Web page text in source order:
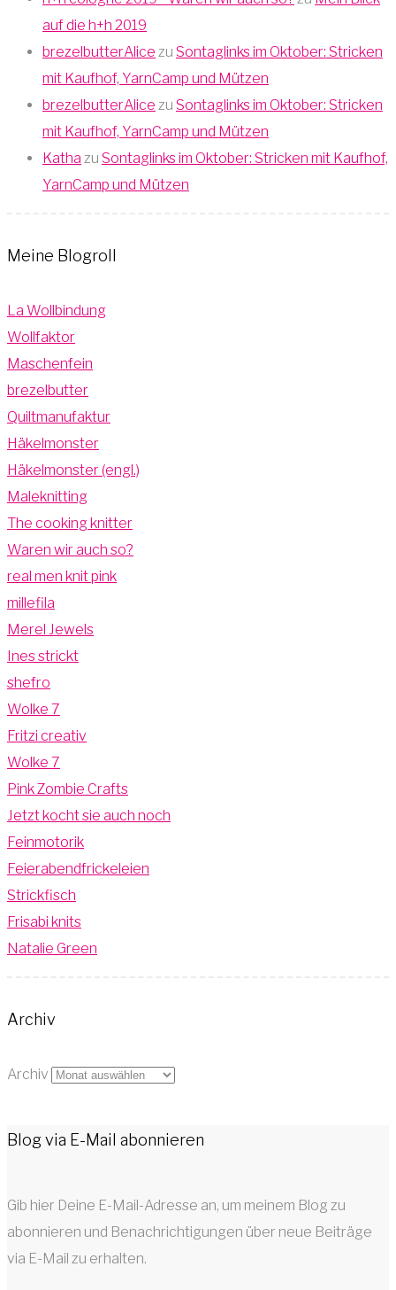
auf die h+h 2019
brezelbutterAlice zu Sontaglinks im Oktober: Stricken
mit Kaufhof, YarnCamp und Mützen
brezelbutterAlice zu Sontaglinks im Oktober: Stricken
mit Kaufhof, YarnCamp und Mützen
Katha zu Sontaglinks im Oktober: Stricken mit Kaufhof,
YarnCamp und Mützen
Meine Blogroll
La Wollbindung
Wollfaktor
Maschenfein
brezelbutter
Quiltmanufaktur
Häkelmonster
Häkelmonster (engl.)
Maleknitting
The cooking knitter
Waren wir auch so?
real men knit pink
millefila
Merel Jewels
Ines strickt
shefro
Wolke 7
Fritzi creativ
Wolke 7
Pink Zombie Crafts
Jetzt kocht sie auch noch
Feinmotorik
Feierabendfrickeleien
Strickfisch
Frisabi knits
Natalie Green
Archiv
Archiv
Blog via E-Mail abonnieren
Gib hier Deine E-Mail-Adresse an, um meinem Blog zu
abonnieren und Benachrichtigungen über neue Beiträge
via E-Mail zu erhalten.